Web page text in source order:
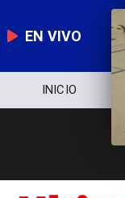
EN VIVO
NOTICIERO